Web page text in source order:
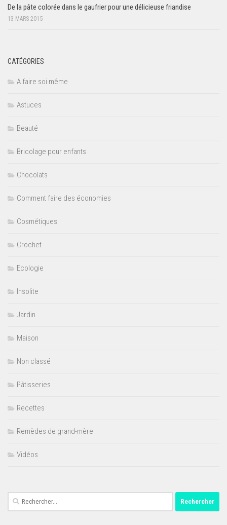
De la pâte colorée dans le gaufrier pour une délicieuse friandise
13 MARS 2015
CATÉGORIES
A faire soi même
Astuces
Beauté
Bricolage pour enfants
Chocolats
Comment faire des économies
Cosmétiques
Crochet
Ecologie
Insolite
Jardin
Maison
Non classé
Pâtisseries
Recettes
Remèdes de grand-mère
Vidéos
Rechercher :